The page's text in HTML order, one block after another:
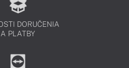
DORUČENIA
A PLATBY